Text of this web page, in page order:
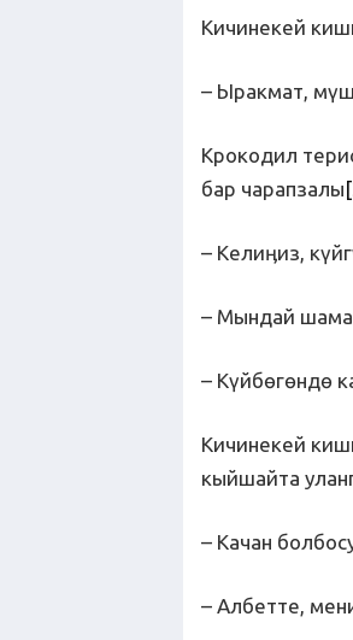
Кичинекей
– Ыракмат,
Крокодил
бар чарапзалы
– Келиӊиз,
– Мындай
– Күйбөгөндө
Кичинекей
кыйшайта
– Качан
– Албетте,